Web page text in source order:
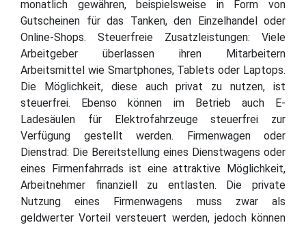
monatlich gewähren, beispielsweise in Form von
Gutscheinen für das Tanken, den Einzelhandel oder
Online-Shops. Steuerfreie Zusatzleistungen: Viele
Arbeitgeber überlassen ihren Mitarbeitern
Arbeitsmittel wie Smartphones, Tablets oder Laptops.
Die Möglichkeit, diese auch privat zu nutzen, ist
steuerfrei. Ebenso können im Betrieb auch E-
Ladesäulen für Elektrofahrzeuge steuerfrei zur
Verfügung gestellt werden. Firmenwagen oder
Dienstrad: Die Bereitstellung eines Dienstwagens oder
eines Firmenfahrrads ist eine attraktive Möglichkeit,
Arbeitnehmer finanziell zu entlasten. Die private
Nutzung eines Firmenwagens muss zwar als
geldwerter Vorteil versteuert werden, jedoch können